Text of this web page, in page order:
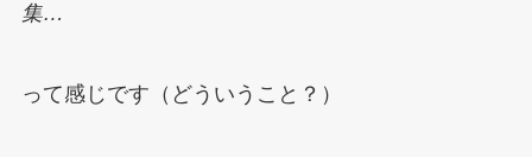
集…
って感じです（どういうこと？）